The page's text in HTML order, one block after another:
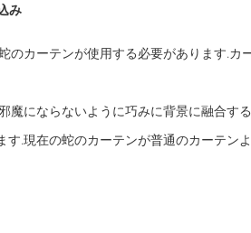
み
カーテンが使用する必要があります.カ
にならないように巧みに背景に融合す
.現在の蛇のカーテンが普通のカーテン